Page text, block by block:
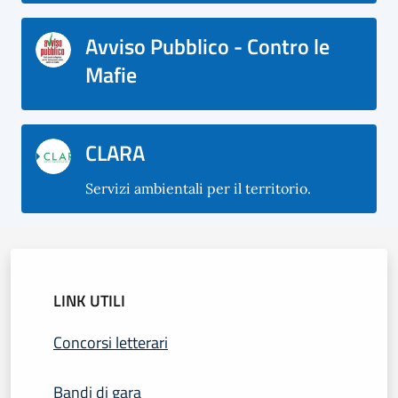
Avviso Pubblico - Contro le
Mafie
CLARA
Servizi ambientali per il territorio.
LINK UTILI
Concorsi letterari
Bandi di gara